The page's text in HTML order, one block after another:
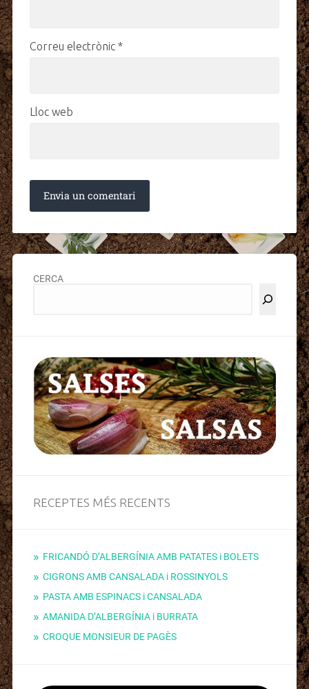
Correu electrònic *
Lloc web
CERCA
RECEPTES MÉS RECENTS
FRICANDÓ D’ALBERGÍNIA AMB PATATES i BOLETS
CIGRONS AMB CANSALADA i ROSSINYOLS
PASTA AMB ESPINACS i CANSALADA
AMANIDA D’ALBERGÍNIA i BURRATA
CROQUE MONSIEUR DE PAGÈS